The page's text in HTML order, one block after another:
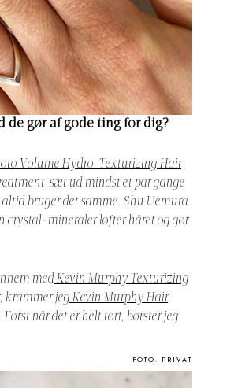
de gør af gode ting for dig?
Volume Hydro-Texturizing Hair
sæt ud mindst et par gange
bruger det samme. Shu Uemura
crystal-mineraler løfter håret og gør
med Kevin Murphy Texturizing
krammer jeg Kevin Murphy Hair
når det er helt tørt, børster jeg
FOTO: PRIVAT